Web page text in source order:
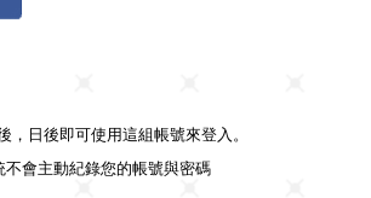
日後即可使用這組帳號來登入。
會主動紀錄您的帳號與密碼